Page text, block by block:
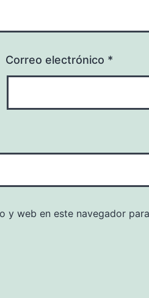
Correo electrónico *
y web en este navegador